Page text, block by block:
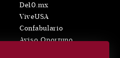
De10.mx
ViveUSA
Confabulario
Aviso Oportuno